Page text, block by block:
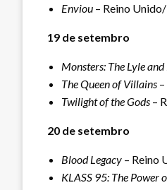
Enviou – Reino
19 de setembro
Monsters: The Lyle
The Queen of Villains
Twilight of the Gods –
20 de setembro
Blood Legacy – Reino
KLASS 95: The Power